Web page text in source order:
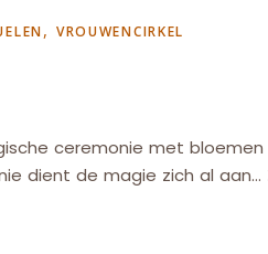
, VROUWENCIRKEL
ceremonie met
dient de magie zich al